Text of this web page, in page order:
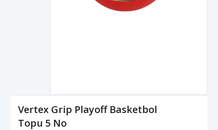
Vertex Grip Playoff Basketbol
Topu 5 No